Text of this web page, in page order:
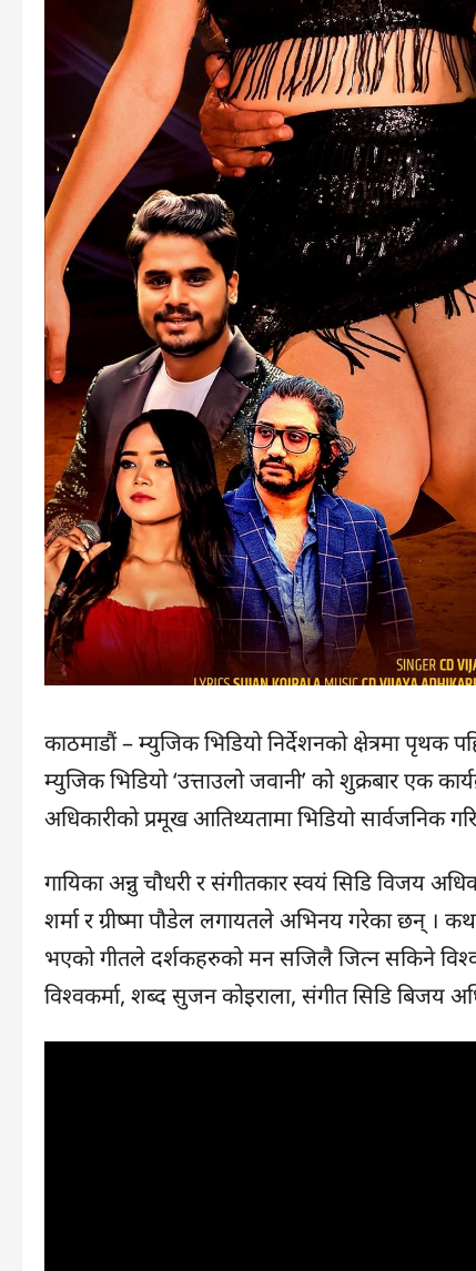
काठमाडौं – म्युजिक भिडियो निर्देशनको क्षेत्रमा पृथक
म्युजिक भिडियो ‘उत्ताउलो जवानी’ को शुक्रबार एक
अधिकारीको प्रमूख आतिथ्यतामा भिडियो सार्वजनिक
गायिका अन्नु चौधरी र संगीतकार स्वयं सिडि विजय
शर्मा र ग्रीष्मा पौडेल लगायतले अभिनय गरेका छन् ।
भएको गीतले दर्शकहरुको मन सजिलै जित्न सकिने
विश्वकर्मा, शब्द सुजन कोइराला, संगीत सिडि बिजय